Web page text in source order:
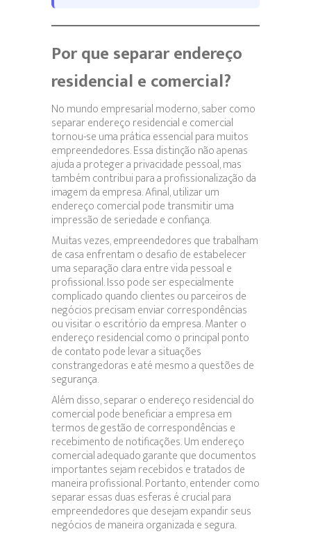
Por que separar endereço
residencial e comercial?
No mundo empresarial moderno, saber como
separar endereço residencial e comercial
tornou-se uma prática essencial para muitos
empreendedores. Essa distinção não apenas
ajuda a proteger a privacidade pessoal, mas
também contribui para a profissionalização da
imagem da empresa. Afinal, utilizar um
endereço comercial pode transmitir uma
impressão de seriedade e confiança.
Muitas vezes, empreendedores que trabalham
de casa enfrentam o desafio de estabelecer
uma separação clara entre vida pessoal e
profissional. Isso pode ser especialmente
complicado quando clientes ou parceiros de
negócios precisam enviar correspondências
ou visitar o escritório da empresa. Manter o
endereço residencial como o principal ponto
de contato pode levar a situações
constrangedoras e até mesmo a questões de
segurança.
Além disso, separar o endereço residencial do
comercial pode beneficiar a empresa em
termos de gestão de correspondências e
recebimento de notificações. Um endereço
comercial adequado garante que documentos
importantes sejam recebidos e tratados de
maneira profissional. Portanto, entender como
separar essas duas esferas é crucial para
empreendedores que desejam expandir seus
negócios de maneira organizada e segura.